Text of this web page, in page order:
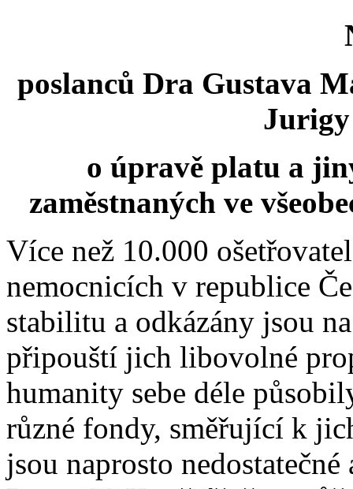
poslanců Dra Gustava
o úpravě platu a
zaměstnaných ve
Více než 10.000
nemocnicích v republice
stabilitu a odkázány jsou
připouští jich libovolné
humanity sebe déle
různé fondy, směřující k
jsou naprosto